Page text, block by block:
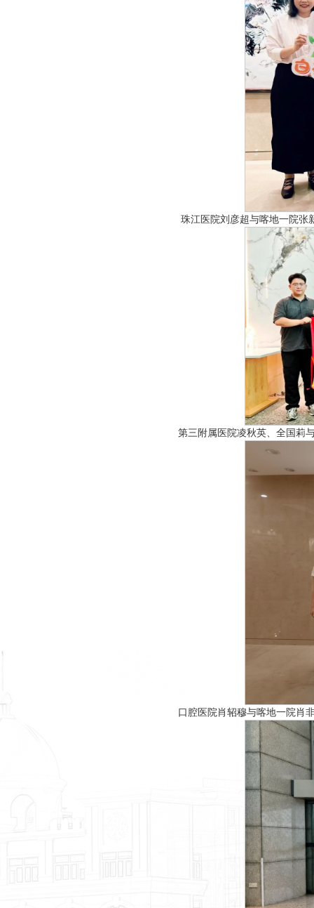
珠江医院刘彦超与喀地一院张新苗书记
第三附属医院凌秋英、全国莉与医院
口腔医院肖轺穆与喀地一院肖非院长、